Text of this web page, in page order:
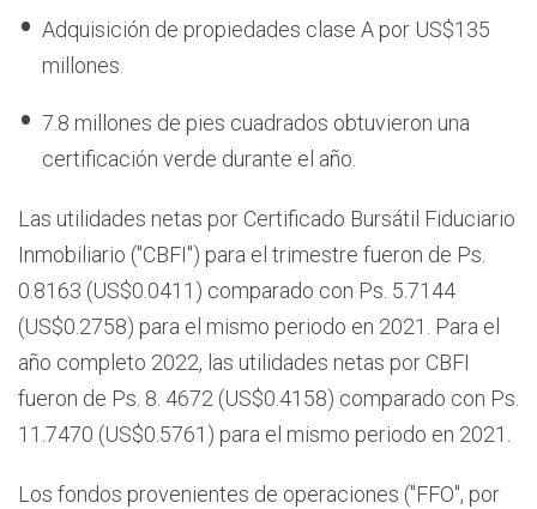
Adquisición de propiedades clase A por US$135
millones.
7.8 millones de pies cuadrados obtuvieron una
certificación verde durante el año.
Las utilidades netas por Certificado Bursátil Fiduciario
Inmobiliario ("CBFI") para el trimestre fueron de Ps.
0.8163 (US$0.0411) comparado con Ps. 5.7144
(US$0.2758) para el mismo periodo en 2021. Para el
año completo 2022, las utilidades netas por CBFI
fueron de Ps. 8. 4672 (US$0.4158) comparado con Ps.
11.7470 (US$0.5761) para el mismo periodo en 2021.
Los fondos provenientes de operaciones ("FFO", por